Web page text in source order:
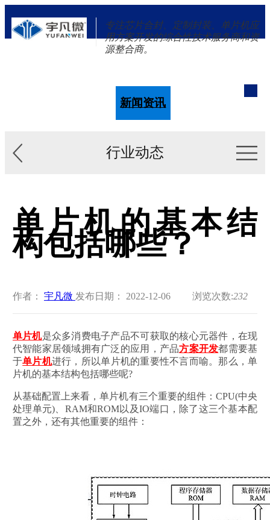
专注芯片合封、定制封装、单片机应
用方案开发的综合性技术服务商和资
源整合商。
新闻资讯
行业动态
单片机的基本结
构包括哪些？
作者： 宇凡微 发布日期： 2022-12-06 浏览次数:232
单片机是众多消费电子产品不可获取的核心元器件，在现
代智能家居领域拥有广泛的应用，产品方案开发都需要基
于单片机进行，所以单片机的重要性不言而喻。那么，单
片机的基本结构包括哪些呢?
从基础配置上来看，单片机有三个重要的组件：CPU(中央
处理单元)、RAM和ROM以及IO端口，除了这三个基本配
置之外，还有其他重要的组件：